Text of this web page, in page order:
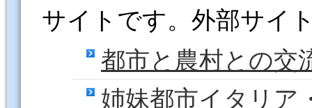
サイトです。外部サイ
都市と農村との交
姉妹都市イタリア